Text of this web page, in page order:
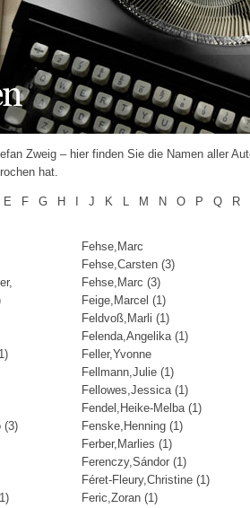
Zweig – hier finden Sie die Namen aller
hat.
E F G H J K L M N O P Q R
(3)
Fehse,Marc
Fehse,Carsten (3)
Fehse,Marc (3)
Feige,Marcel (1)
Feldvoß,Marli (1)
Felenda,Angelika (1)
Feller,Yvonne
Fellmann,Julie (1)
Fellowes,Jessica (1)
Fendel,Heike-Melba (1)
Fenske,Henning (1)
Ferber,Marlies (1)
Ferenczy,Sándor (1)
Féret-Fleury,Christine (1)
Feric,Zoran (1)